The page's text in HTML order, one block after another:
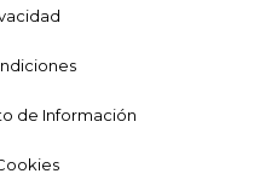
de Información